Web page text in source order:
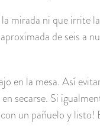
mirada ni que irrite
de seis a
en la mesa. Así
secarse. Si
un pañuelo y